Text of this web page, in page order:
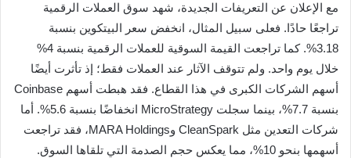
مع الإعلان عن التعريفات الجديدة، شهد سوق العملات الرقمية
تراجعًا حادًا. فعلى سبيل المثال، انخفض سعر البيتكوين بنسبة
3.18%. كما تراجعت القيمة السوقية للعملات الرقمية بنسبة 4%
خلال يوم واحد. ولم تتوقف الآثار عند العملات فقط؛ إذ تأثرت أيضًا
أسهم الشركات الكبرى في هذا القطاع. فقد هبطت أسهم Coinbase
بنسبة 7.7%، بينما سجلت MicroStrategy انخفاضًا بنسبة 5.6%. أما
شركات التعدين مثل CleanSpark وMARA Holdings، فقد تراجعت
أسهمها بنحو 10%، مما يعكس حجم الصدمة التي تلقاها السوق.